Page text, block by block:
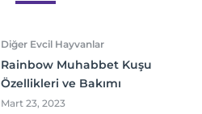
Diğer Evcil Hayvanlar
Rainbow Muhabbet Kuşu
Özellikleri ve Bakımı
Mart 23, 2023